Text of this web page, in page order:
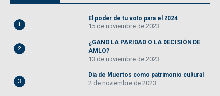
1
El poder de tu voto para el 2024
15 de noviembre de 2023
2
¿GANO LA PARIDAD O LA DECISIÓN DE
AMLO?
13 de noviembre de 2023
3
Día de Muertos como patrimonio cultural
2 de noviembre de 2023